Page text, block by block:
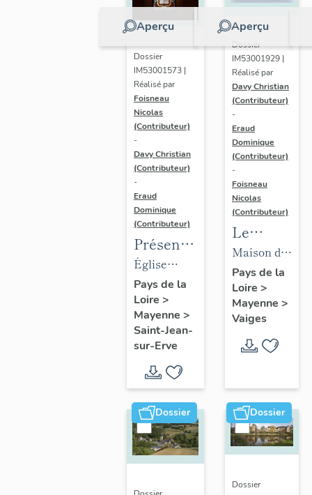
Aperçu
Dossier
IM53001573 |
Réalisé par
Foisneau
Nicolas
(Contributeur)
-
Davy Christian
(Contributeur)
-
Eraud
Dominique
(Contributeur)
Présentation
des
objets
mobilier
de
l'église
paroissiale
Saint-
Jean-
Baptiste
Église
paroissiale
Saint-Jean-
Baptiste de
Saint-Jean-
sur-Erve
Pays de la
Loire >
Mayenne >
Saint-Jean-
sur-Erve
Aperçu
Dossier
IM53001929 |
Réalisé par
Davy Christian
(Contributeur)
-
Eraud
Dominique
(Contributeur)
-
Foisneau
Nicolas
(Contributeur)
Le
mobilier
de la
collection
Robert-
Glétron
Maison de
la famille
Robert-
Glétron,
puis
bibliothèque
Anatole
Robert-
Glétron,
puis
actuellement
Pays de la
Loire >
Mayenne >
Vaiges
Dossier Dossier
Dossier